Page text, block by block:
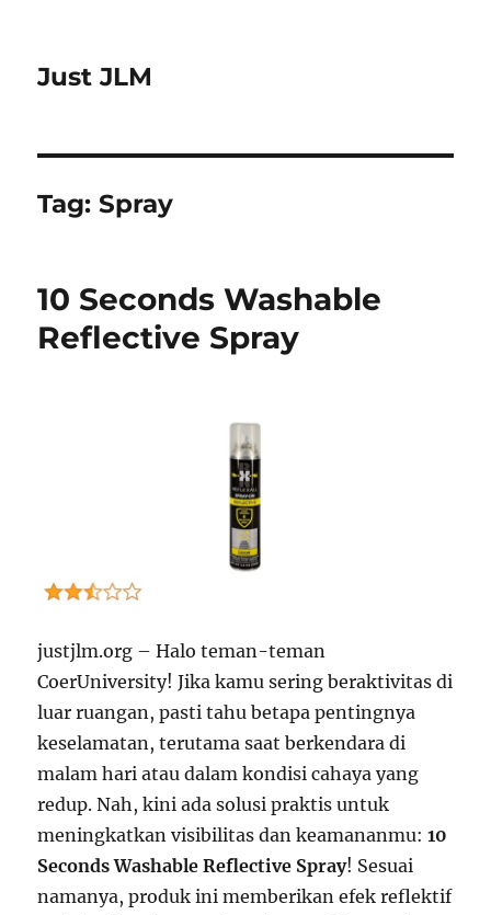
Just JLM
Tag:Spray
10 Seconds Washable
Reflective Spray
justjlm.org – Halo teman-teman
CoerUniversity! Jika kamu sering beraktivitas di
luar ruangan, pasti tahu betapa pentingnya
keselamatan, terutama saat berkendara di
malam hari atau dalam kondisi cahaya yang
redup. Nah, kini ada solusi praktis untuk
meningkatkan visibilitas dan keamananmu:10
Seconds Washable Reflective Spray! Sesuai
namanya, produk ini memberikan efek reflektif